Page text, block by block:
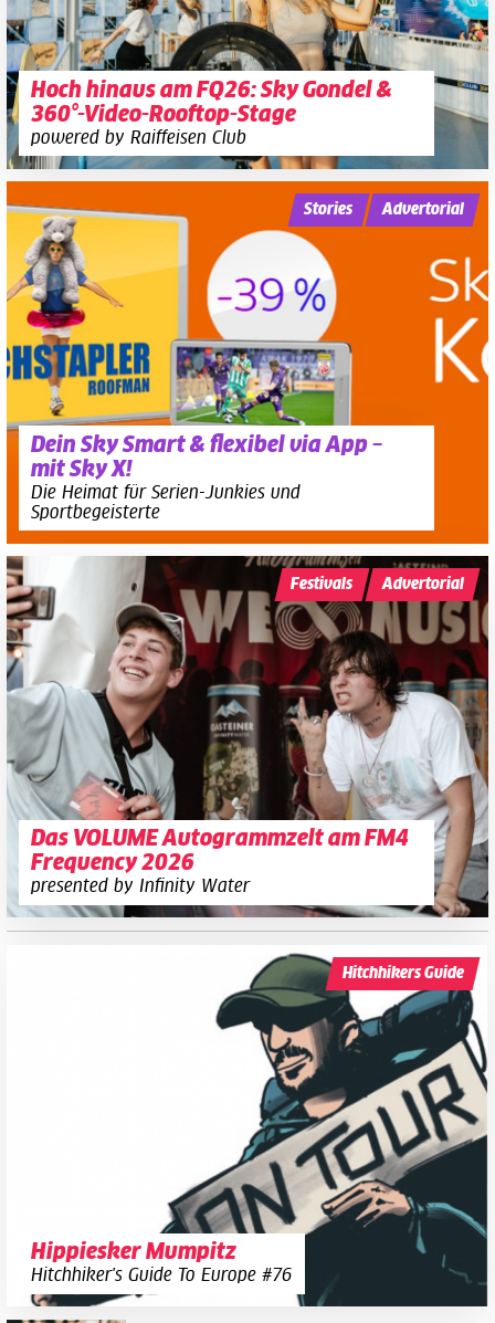
Hoch hinaus am FQ26: Sky Gondel &
360°-Video-Rooftop-Stage
powered by Raiffeisen Club
Dein Sky Smart & flexibel via App –
mit Sky X!
Die Heimat für Serien-Junkies und
Sportbegeisterte
Stories Advertorial
Das VOLUME Autogrammzelt am FM4
Frequency 2026
presented by Infinity Water
Festivals Advertorial
Hippiesker Mumpitz
Hitchhiker's Guide To Europe #76
Hitchhikers Guide